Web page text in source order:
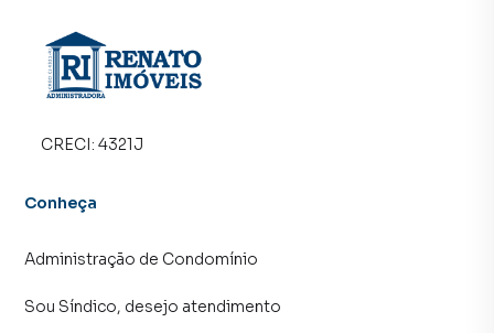
Na RENATO IMÓVEIS você consegue vender ou alugar seu
imóvel muito mais rápido do que em imobiliárias
Maricá, especialmente em Parque Nanci. Isso porque
campanhas específicas para Maricá, o que aumenta muito
imóvel mais rápido. Contamos também com um time de
programadores, corretores treinados e uma central de
atendimento preparada para atender proprietários e
CRECI: 4321J
Conheça
Administração de Condomínio
Sou Síndico, desejo atendimento